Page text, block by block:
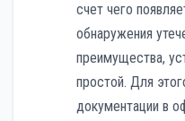
счет чего
обнаружения
преимущества,
простой. Для
документации в